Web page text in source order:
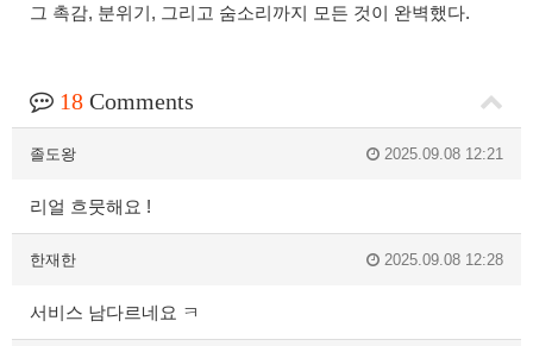
그 촉감, 분위기, 그리고 숨소리까지 모든 것이 완벽했다.
18 Comments
졸도왕 2025.09.08 12:21
리얼 흐뭇해요 !
한재한 2025.09.08 12:28
서비스 남다르네요 ㅋ